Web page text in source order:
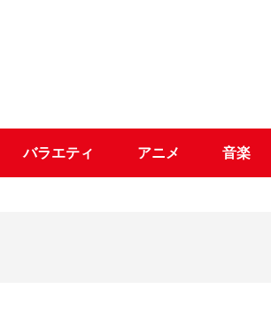
バラエティ アニメ 音楽